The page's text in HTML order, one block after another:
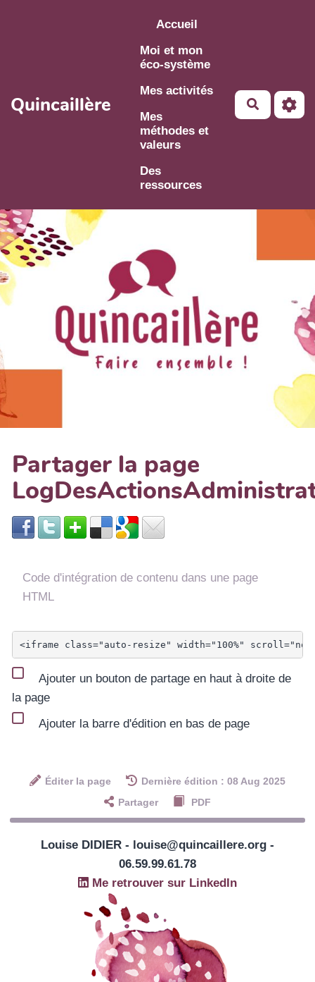
Aller au contenu principal
Quincaillère
Accueil
Moi et mon
éco-système
Mes activités
Mes
méthodes et
valeurs
Des
ressources
Partager la page
Code d'intégration de contenu dans une page
HTML
Ajouter un bouton de partage en haut à droite de
la page
Ajouter la barre d'édition en bas de page
Éditer la page Dernière édition : 08 Aug 2025
Partager PDF
Louise DIDIER - louise@quincaillere.org -
06.59.99.61.78
Me retrouver sur LinkedIn